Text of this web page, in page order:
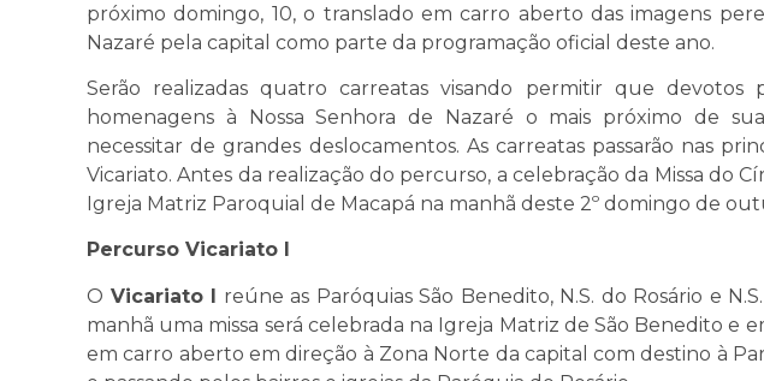
próximo domingo, 10, o translado em carro aberto das imagens
Nazaré pela capital como parte da programação oficial deste ano.
Serão realizadas quatro carreatas visando permitir que devotos
homenagens à Nossa Senhora de Nazaré o mais próximo de
necessitar de grandes deslocamentos. As carreatas passarão nas
Vicariato. Antes da realização do percurso, a celebração da Missa do
Igreja Matriz Paroquial de Macapá na manhã deste 2º domingo de
Percurso Vicariato I
O Vicariato I reúne as Paróquias São Benedito, N.S. do Rosário e
manhã uma missa será celebrada na Igreja Matriz de São Benedito e
em carro aberto em direção à Zona Norte da capital com destino à